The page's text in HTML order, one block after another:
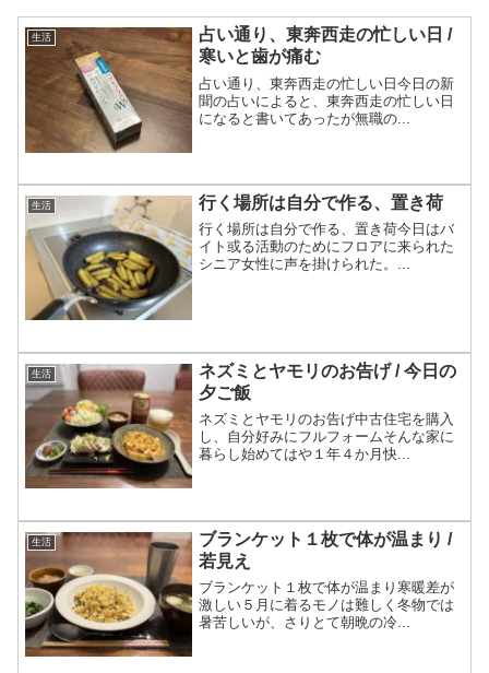
生活
占い通り、東奔西走の忙しい日 /
寒いと歯が痛む
占い通り、東奔西走の忙しい日今日の新
聞の占いによると、東奔西走の忙しい日
になると書いてあったが無職の...
生活 行く場所は自分で作る、置き荷
行く場所は自分で作る、置き荷今日はバ
イト或る活動のためにフロアに来られた
シニア女性に声を掛けられた。...
生活
ネズミとヤモリのお告げ / 今日の
夕ご飯
ネズミとヤモリのお告げ中古住宅を購入
し、自分好みにフルフォームそんな家に
暮らし始めてはや１年４か月快...
生活
ブランケット１枚で体が温まり /
若見え
ブランケット１枚で体が温まり寒暖差が
激しい５月に着るモノは難しく冬物では
暑苦しいが、さりとて朝晩の冷...